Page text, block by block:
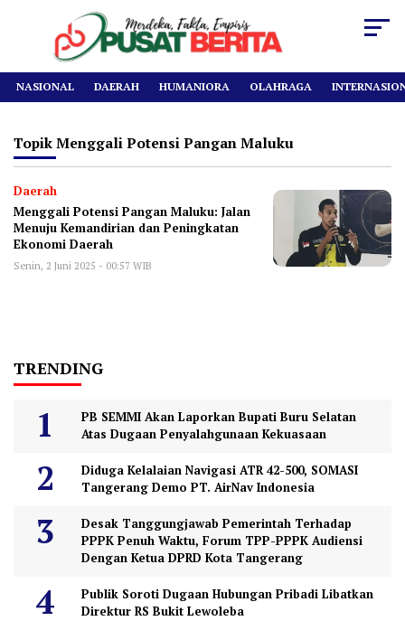
NASIONAL DAERAH HUMANIORA OLAHRAGA
Topik Menggali Potensi Pangan Maluku
Daerah
Menggali Potensi Pangan Maluku: Jalan
Menuju Kemandirian dan Peningkatan
Ekonomi Daerah
Senin, 2 Juni 2025 - 00:57 WIB
TRENDING
PB SEMMI Akan Laporkan Bupati Buru Selatan
Atas Dugaan Penyalahgunaan Kekuasaan
Diduga Kelalaian Navigasi ATR 42-500, SOMASI
Tangerang Demo PT. AirNav Indonesia
Desak Tanggungjawab Pemerintah Terhadap
PPPK Penuh Waktu, Forum TPP-PPPK Audiensi
Dengan Ketua DPRD Kota Tangerang
Publik Soroti Dugaan Hubungan Pribadi Libatkan
Direktur RS Bukit Lewoleba